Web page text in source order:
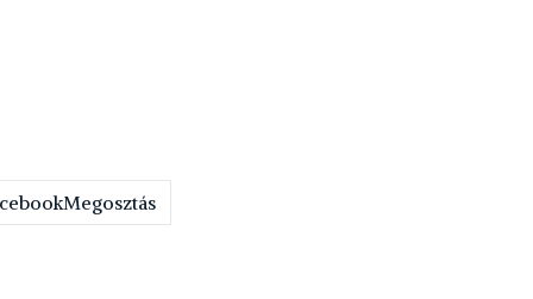
Megosztás